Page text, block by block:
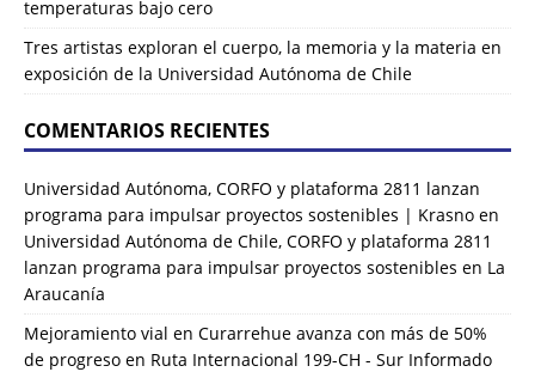
temperaturas bajo cero
Tres artistas exploran el cuerpo, la memoria y la materia en
exposición de la Universidad Autónoma de Chile
COMENTARIOS RECIENTES
Universidad Autónoma, CORFO y plataforma 2811 lanzan
programa para impulsar proyectos sostenibles | Krasno en
Universidad Autónoma de Chile, CORFO y plataforma 2811
lanzan programa para impulsar proyectos sostenibles en La
Araucanía
Mejoramiento vial en Curarrehue avanza con más de 50%
de progreso en Ruta Internacional 199-CH - Sur Informado